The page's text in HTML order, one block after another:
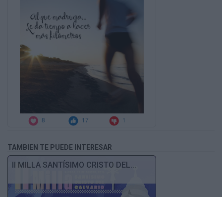
TAMBIEN TE PUEDE INTERESAR
II MILLA SANTÍSIMO CRISTO DEL...